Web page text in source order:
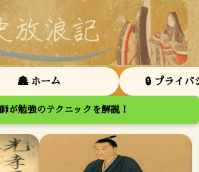
🏯 ホーム 🔒 プライバ
が勉強のテクニックを解説！